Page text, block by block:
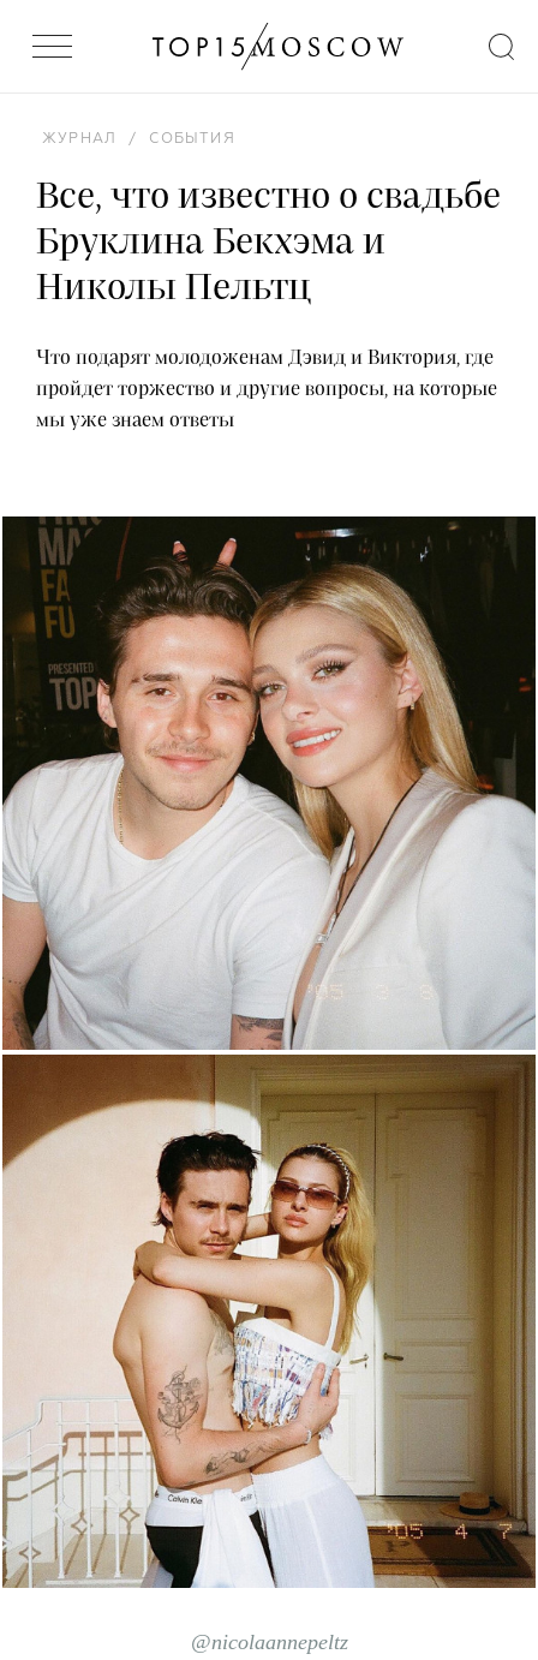
ЖУРНАЛ / СОБЫТИЯ
Все, что известно о свадьбе
Бруклина Бекхэма и
Николы Пельтц
Что подарят молодоженам Дэвид и Виктория, где
пройдет торжество и другие вопросы, на которые
мы уже знаем ответы
@nicolaannepeltz